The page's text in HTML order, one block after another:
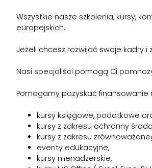
Wszystkie nasze szkolenia, kursy,
europejskich.
Jeżeli chcesz rozwijać swoje kadry i
Nasi specjaliści pomogą Ci
Pomagamy pozyskać finansowanie
kursy księgowe, podatkowe
kursy z zakresu ochronny
kursy z zakresu
eventy edukacyjne,
kursy menadżerskie,